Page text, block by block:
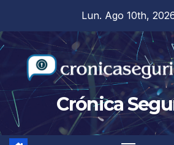
contenido
Lun. Ago 10th,
Crónica